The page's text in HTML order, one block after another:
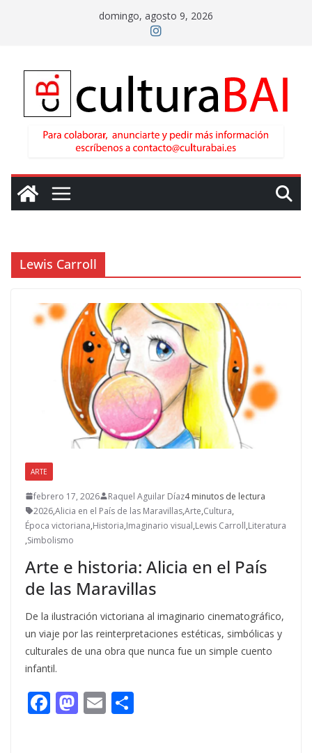
domingo, agosto 9, 2026
Lewis Carroll
ARTE
febrero 17, 2026 Raquel Aguilar Díaz4 minutos de lectura
2026,Alicia en el País de las Maravillas,Arte,Cultura,
Época victoriana,Historia,Imaginario visual,Lewis Carroll,Literatura
,Simbolismo
Arte e historia: Alicia en el País
de las Maravillas
De la ilustración victoriana al imaginario cinematográfico,
un viaje por las reinterpretaciones estéticas, simbólicas y
culturales de una obra que nunca fue un simple cuento
infantil.
F M E